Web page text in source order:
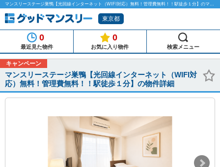
マンスリーステージ巣鴨【光回線インターネット（WIFI対応）無料！管理費無料！！駅徒歩１分】のマンスリーマンション物件詳細「グッドマンスリー」
東京都
0
最近見た物件
0
お気に入り物件 検索メニュー
キャンペーン
マンスリーステージ巣鴨【光回線インターネット（WIFI対
応）無料！管理費無料！！駅徒歩１分】の物件詳細